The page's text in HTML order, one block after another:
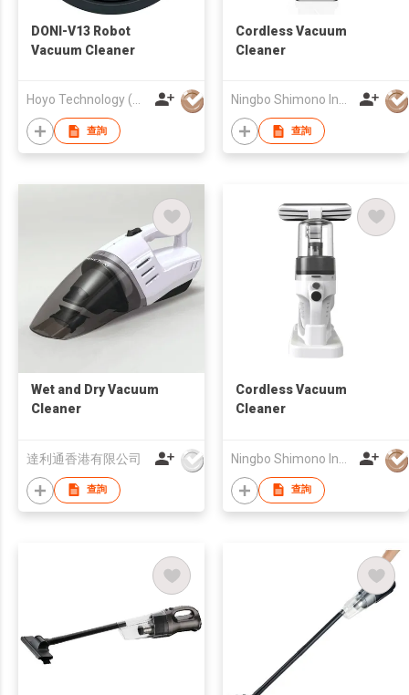
DONI-V13 Robot
Vacuum Cleaner
Hoyo Technology (HK) Industrial Co., Ltd.
查詢
Cordless Vacuum
Cleaner
Ningbo Shimono Industry Co Ltd
查詢
Wet and Dry Vacuum
Cleaner
達利通香港有限公司
查詢
Cordless Vacuum
Cleaner
查詢